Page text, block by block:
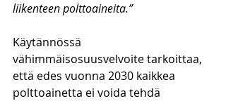
liikenteen polttoaineita.”
Käytännössä
vähimmäisosuusvelvoite tarkoittaa,
että edes vuonna 2030 kaikkea
polttoainetta ei voida tehdä